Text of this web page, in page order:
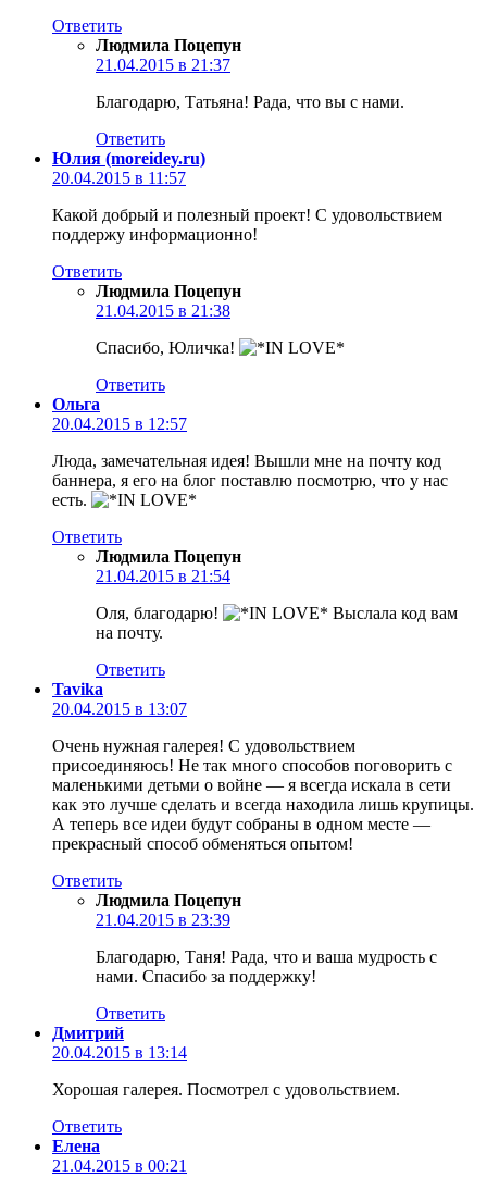
Ответить
Людмила Поцепун
21.04.2015 в 21:37
Благодарю, Татьяна! Рада, что вы с нами.
Ответить
Юлия (moreidey.ru)
20.04.2015 в 11:57
Какой добрый и полезный проект! С удовольствием
поддержу информационно!
Ответить
Людмила Поцепун
21.04.2015 в 21:38
Спасибо, Юличка!
Ответить
Ольга
20.04.2015 в 12:57
Люда, замечательная идея! Вышли мне на почту код
баннера, я его на блог поставлю посмотрю, что у нас
есть.
Ответить
Людмила Поцепун
21.04.2015 в 21:54
Оля, благодарю!
Выслала код вам
на почту.
Ответить
Tavika
20.04.2015 в 13:07
Очень нужная галерея! С удовольствием
присоединяюсь! Не так много способов поговорить с
маленькими детьми о войне — я всегда искала в сети
как это лучше сделать и всегда находила лишь крупицы.
А теперь все идеи будут собраны в одном месте —
прекрасный способ обменяться опытом!
Ответить
Людмила Поцепун
21.04.2015 в 23:39
Благодарю, Таня! Рада, что и ваша мудрость с
нами. Спасибо за поддержку!
Ответить
Дмитрий
20.04.2015 в 13:14
Хорошая галерея. Посмотрел с удовольствием.
Ответить
Елена
21.04.2015 в 00:21